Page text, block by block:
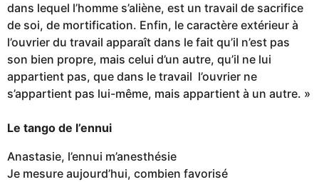
dans lequel l’homme s’aliène, est un travail de sacrifice
de soi, de mortification. Enfin, le caractère extérieur à
l’ouvrier du travail apparaît dans le fait qu’il n’est pas
son bien propre, mais celui d’un autre, qu’il ne lui
appartient pas, que dans le travail l’ouvrier ne
s’appartient pas lui-même, mais appartient à un autre. »
Le tango de l’ennui
Anastasie, l’ennui m’anesthésie
Je mesure aujourd’hui, combien favorisé